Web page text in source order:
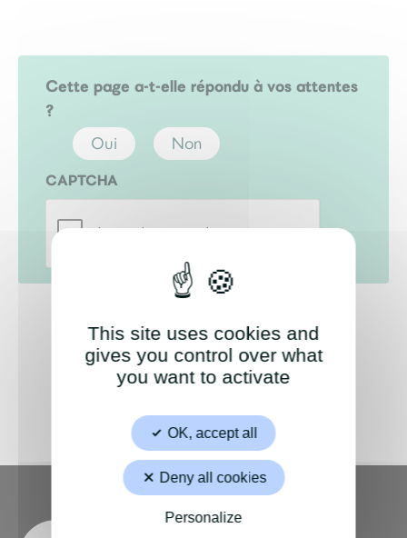
Cette page a-t-elle répondu à vos attentes
?
Oui Non
CAPTCHA
This site uses cookies and
gives you control over what
you want to activate
OK, accept all
Deny all cookies
Personalize